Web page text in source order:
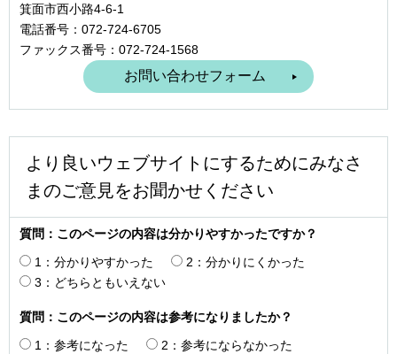
箕面市西小路4‐6‐1
電話番号：072-724-6705
ファックス番号：072-724-1568
より良いウェブサイトにするためにみなさ
まのご意見をお聞かせください
質問：このページの内容は分かりやすかったですか？
1：分かりやすかった
2：分かりにくかった
3：どちらともいえない
質問：このページの内容は参考になりましたか？
1：参考になった
2：参考にならなかった